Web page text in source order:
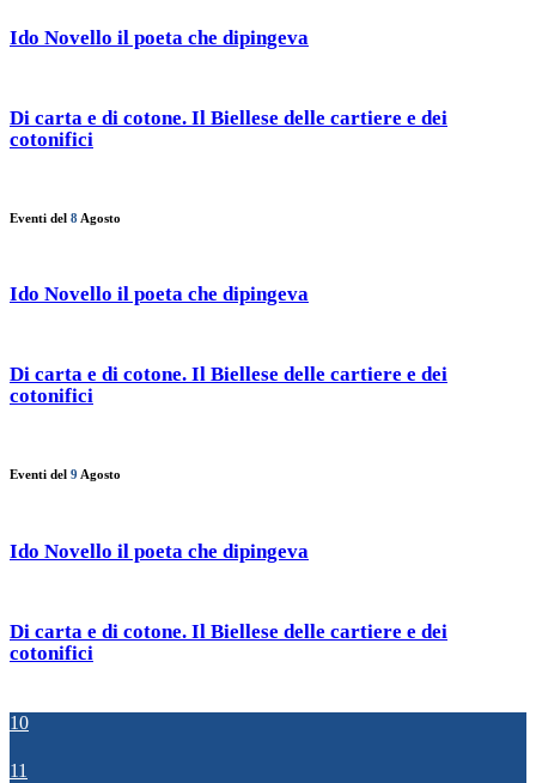
Ido Novello il poeta che dipingeva
Di carta e di cotone. Il Biellese delle cartiere e dei
cotonifici
Eventi del 8 Agosto
Ido Novello il poeta che dipingeva
Di carta e di cotone. Il Biellese delle cartiere e dei
cotonifici
Eventi del 9 Agosto
Ido Novello il poeta che dipingeva
Di carta e di cotone. Il Biellese delle cartiere e dei
cotonifici
10
11